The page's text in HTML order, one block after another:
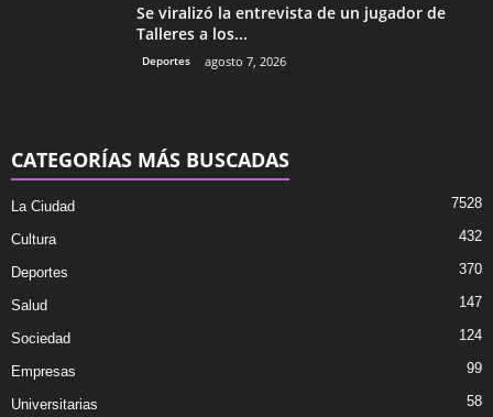
Se viralizó la entrevista de un jugador de
Talleres a los...
Deportes agosto 7, 2026
CATEGORÍAS MÁS BUSCADAS
La Ciudad 7528
Cultura 432
Deportes 370
Salud 147
Sociedad 124
Empresas 99
Universitarias 58